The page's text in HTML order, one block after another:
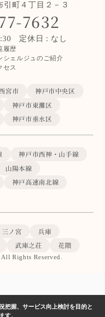
町４丁目２－３
7632
定休日 : なし
履歴
シェルジュのご紹介
セス
宮市
神戸市中央区
神戸市東灘区
神戸市垂水区
神戸市西神・山手線
山陽本線
神戸高速南北線
三ノ宮
兵庫
武庫之荘 花隈
Rights Reserved.
把握、サービス向上検討を目的と
す。